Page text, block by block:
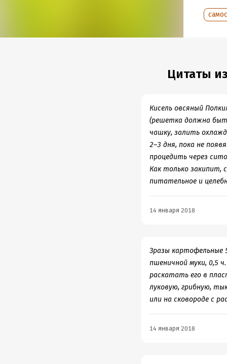
Год
Цитаты
Кисель овсяный
(решетка должна
чашку, залить
2–3 дня, пока не
процедить через
Как только закипит,
питательное и
14 января 2018
Зразы картофельные
пшеничной муки, 0,5
раскатать его в
луковую, грибную,
или на сковороде с
14 января 2018